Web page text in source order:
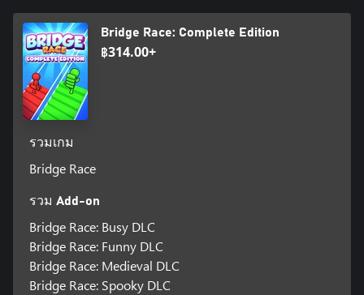
Bridge Race: Complete Edition
฿314.00+
รวมเกม
Bridge Race
รวม Add-on
Bridge Race: Busy DLC
Bridge Race: Funny DLC
Bridge Race: Medieval DLC
Bridge Race: Spooky DLC